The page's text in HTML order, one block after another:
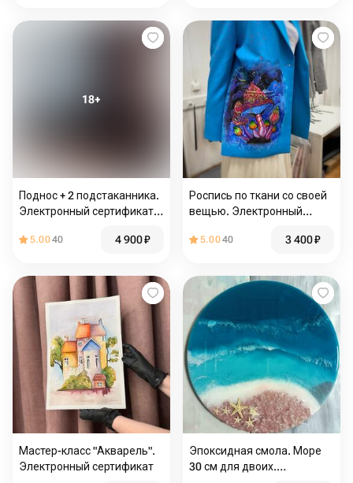
Поднос + 2 подстаканника.
Электронный сертификат
5.0040 4 900₽
Роспись по ткани со своей
вещью. Электронный
класс
5.0040 3 400₽
Мастер-класс "Акварель".
Электронный сертификат
Эпоксидная смола. Море
30 см для двоих.